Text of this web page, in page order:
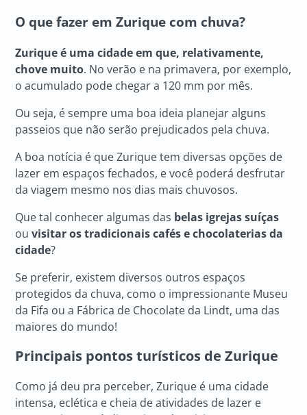
O que fazer em Zurique com chuva?
Zurique é uma cidade em que, relativamente,
chove muito. No verão e na primavera, por exemplo,
o acumulado pode chegar a 120 mm por mês.
Ou seja, é sempre uma boa ideia planejar alguns
passeios que não serão prejudicados pela chuva.
A boa notícia é que Zurique tem diversas opções de
lazer em espaços fechados, e você poderá desfrutar
da viagem mesmo nos dias mais chuvosos.
Que tal conhecer algumas das belas igrejas suíças
ouvisitar os tradicionais cafés e chocolaterias da
cidade?
Se preferir, existem diversos outros espaços
protegidos da chuva, como o impressionante Museu
da Fifa ou a Fábrica de Chocolate da Lindt, uma das
maiores do mundo!
Principais pontos turísticos de Zurique
Como já deu pra perceber, Zurique é uma cidade
intensa, eclética e cheia de atividades de lazer e